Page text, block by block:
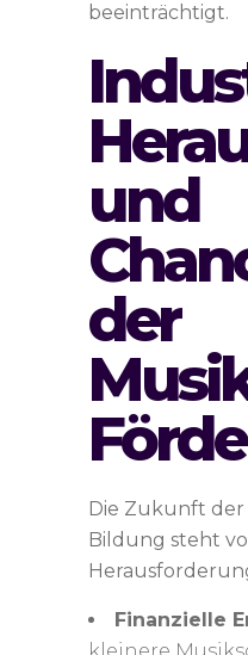
beeinträchtigt.
und
der
Die Zukunft der
Bildung steht
Finanzielle